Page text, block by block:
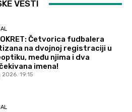
VESTI
Četvorica fudbalera
na dvojnoj registraciji u
među njima i dva
imena!
2026. 19:15